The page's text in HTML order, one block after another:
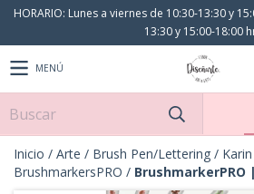
HORARIO: Lunes a viernes de 10:30-13:30 y
13:30 y 15:00-18:00
MENÚ
Inicio / Arte / Brush Pen/Lettering /
BrushmarkersPRO / BrushmarkerPRO